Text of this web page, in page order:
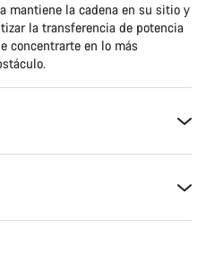
mantiene la cadena en su sitio y
la transferencia de potencia
concentrarte en lo más